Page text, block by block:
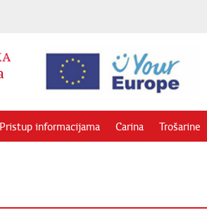
Pristup informacijama Carina Trošarine